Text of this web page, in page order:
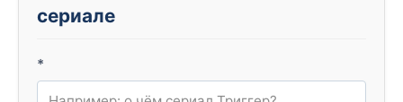
сериале
*